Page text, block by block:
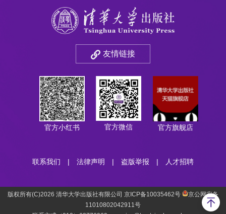
友情链接
官方小红书 官方微信 官方旗舰店
联系我们 | 法律声明 | 盗版举报 | 人才招聘
版权所有(C)2026 清华大学出版社有限公司 京ICP备10035462号
京公网安备
11010802042911号